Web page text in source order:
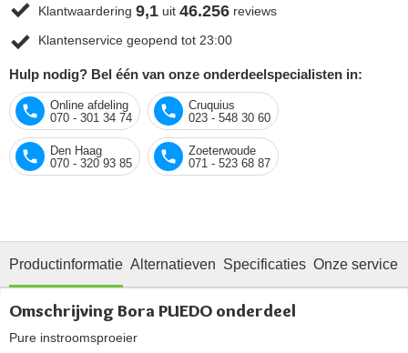
Klantwaardering 9,1 uit 46.256 reviews
Klantenservice geopend tot 23:00
Hulp nodig? Bel één van onze onderdeelspecialisten in:
Online afdeling
070 - 301 34 74
Cruquius
023 - 548 30 60
Den Haag
070 - 320 93 85
Zoeterwoude
071 - 523 68 87
Productinformatie Alternatieven Specificaties Onze service
Omschrijving Bora PUEDO onderdeel
Pure instroomsproeier